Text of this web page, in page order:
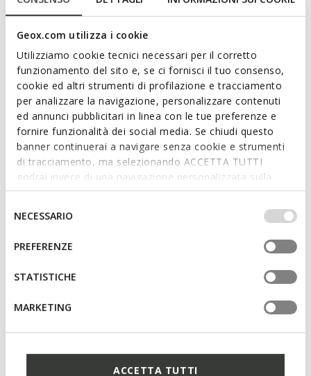
Geox.com utilizza i cookie
Utilizziamo cookie tecnici necessari per il corretto
funzionamento del sito e, se ci fornisci il tuo consenso,
cookie ed altri strumenti di profilazione e tracciamento
per analizzare la navigazione, personalizzare contenuti
ed annunci pubblicitari in linea con le tue preferenze e
fornire funzionalità dei social media. Se chiudi questo
banner continuerai a navigare senza cookie e strumenti
di tracciamento, ma selezionando ACCETTA TUTTI
godrai invece di una navigazione personalizzata sulla
base dei tuoi gusti ed interessi. Selezionando
IMPOSTAZIONI potrai anche scegliere quali cookies ed
altri strumenti di tracciamento autorizzare. Per maggiori
informazioni o per modificare in qualsiasi momento le
tue impostazioni, visita la nostra
del
consenso
NECESSARIO
PREFERENZE
STATISTICHE
MARKETING
ACCETTA TUTTI
3D
DERNIERS PRIX D'ÉTÉ
65,00€
DERNIERS PRIX D'ÉTÉ